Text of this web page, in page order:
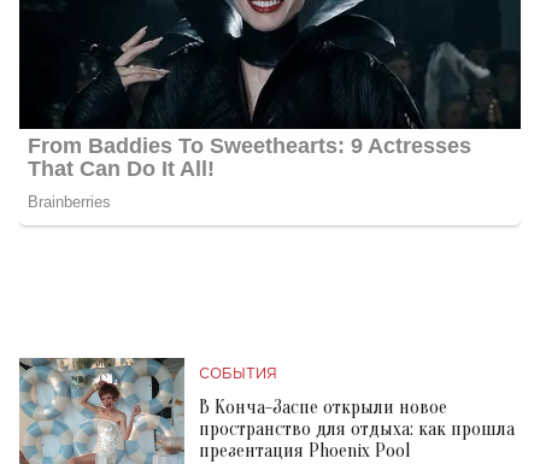
СОБЫТИЯ
В Конча-Заспе открыли новое
пространство для отдыха: как прошла
презентация Phoenix Pool